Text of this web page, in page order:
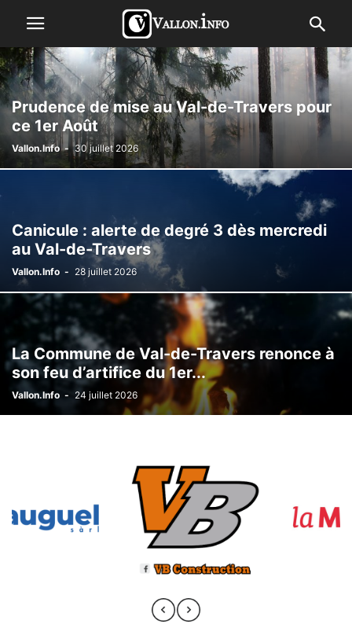
Prudence de mise au Val-de-Travers pour
ce 1er Août
Vallon.Info - 30 juillet 2026
Canicule : alerte de degré 3 dès mercredi
au Val-de-Travers
Vallon.Info - 28 juillet 2026
La Commune de Val-de-Travers renonce à
son feu d’artifice du 1er...
Vallon.Info - 24 juillet 2026